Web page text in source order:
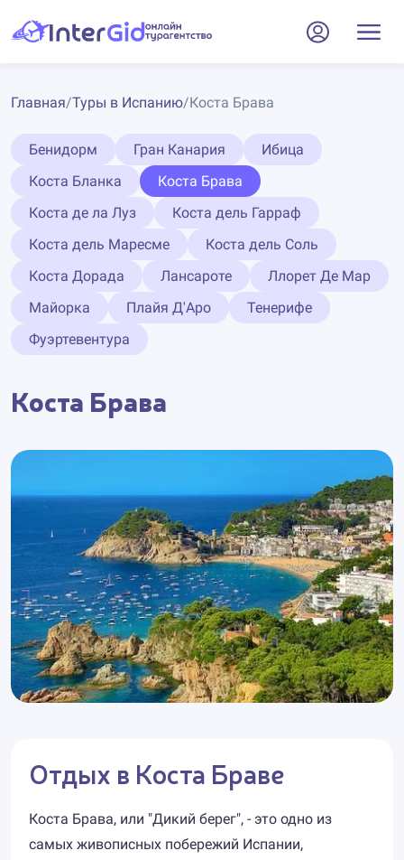
Главная/Туры в Испанию/Коста Брава
Бенидорм Гран Канария
Ибица
Коста Бланка
Коста Брава
Коста де ла Луз
Коста дель Гарраф
Коста дель Маресме
Коста дель Соль
Коста Дорада
Лансароте
Ллорет Де Мар
Майорка
Плайя Д'Аро
Тенерифе
Фуэртевентура
Коста Брава
Отдых в Коста Браве
Коста Брава, или "Дикий берег", - это одно из
самых живописных побережий Испании,